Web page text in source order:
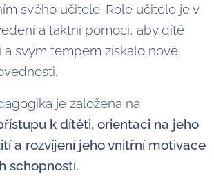
svého učitele. Role učitele je v
a taktní pomoci, aby dítě
a svým tempem získalo nové
je založena na
k dítěti, orientaci na jeho
a rozvíjení jeho vnitřní motivace
schopností.